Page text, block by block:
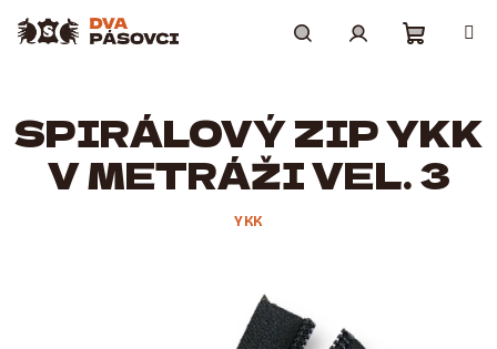
košík
SPIRÁLOVÝ ZIP YKK
V METRÁŽI VEL. 3
YKK